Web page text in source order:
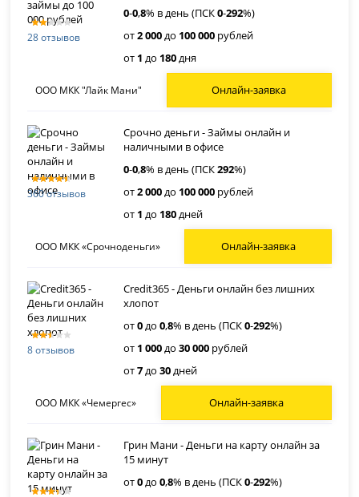
28 отзывов
0-0,8% в день (ПСК0-292%)
от2 000до 100 000 рублей
от 1 до 180дня
ООО МКК "Лайк Мани" Онлайн-заявка
360 отзывов
Срочно деньги - Займы онлайн и
наличными в офисе
0-0,8% в день (ПСК292%)
от2 000до 100 000 рублей
от 1 до 180дней
ООО МКК «Срочноденьги» Онлайн-заявка
8 отзывов
Credit365 - Деньги онлайн без лишних
хлопот
от0до0,8% в день (ПСК0-292%)
от 1 000до30 000 рублей
от7до30дней
ООО МКК «Чемергес» Онлайн-заявка
Грин Мани - Деньги на карту онлайн за
15 минут
от0до0,8% в день (ПСК0-292%)